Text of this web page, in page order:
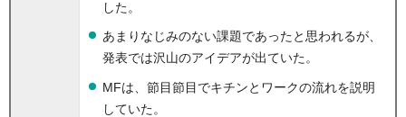
した。
あまりなじみのない課題であったと思われるが、
発表では沢山のアイデアが出ていた。
MFは、節目節目でキチンとワークの流れを説明
していた。